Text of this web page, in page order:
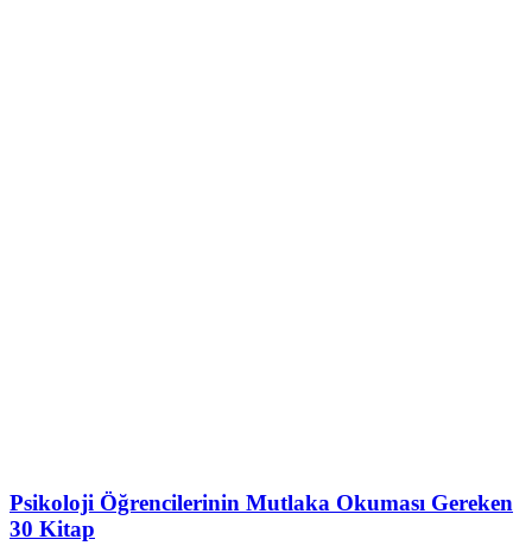
Psikoloji Öğrencilerinin Mutlaka Okuması Gereken
30 Kitap